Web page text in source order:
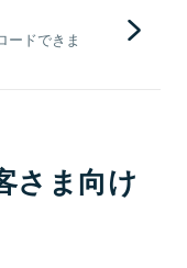
ードできま
さま向け